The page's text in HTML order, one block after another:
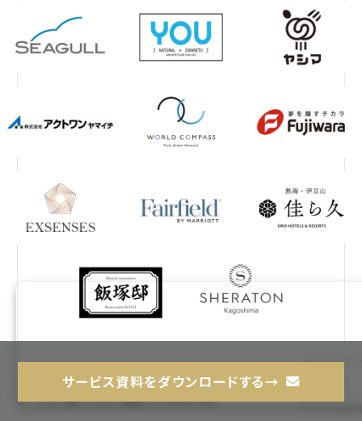
ご相談・お問い合わせ
サービスに関してすぐに相談したい方はこちら
サービス資料をダウンロードする→